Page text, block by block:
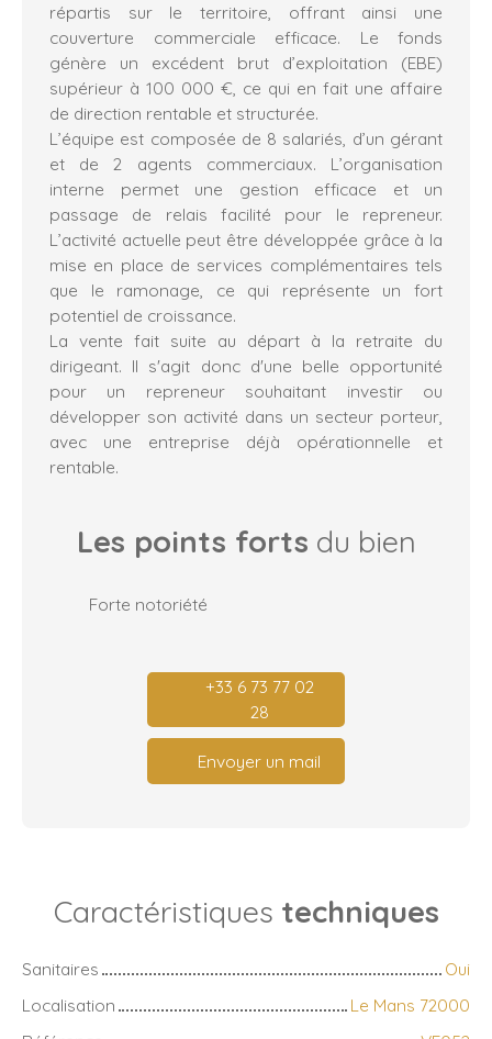
répartis sur le territoire, offrant ainsi une
couverture commerciale efficace. Le fonds
génère un excédent brut d’exploitation (EBE)
supérieur à 100 000 €, ce qui en fait une affaire
de direction rentable et structurée.
L’équipe est composée de 8 salariés, d’un gérant
et de 2 agents commerciaux. L’organisation
interne permet une gestion efficace et un
passage de relais facilité pour le repreneur.
L’activité actuelle peut être développée grâce à la
mise en place de services complémentaires tels
que le ramonage, ce qui représente un fort
potentiel de croissance.
La vente fait suite au départ à la retraite du
dirigeant. Il s'agit donc d'une belle opportunité
pour un repreneur souhaitant investir ou
développer son activité dans un secteur porteur,
avec une entreprise déjà opérationnelle et
rentable.
Les points forts du bien
Forte notoriété
+33 6 73 77 02
28
Envoyer un mail
Caractéristiques techniques
Sanitaires
Oui
Localisation
Le Mans 72000